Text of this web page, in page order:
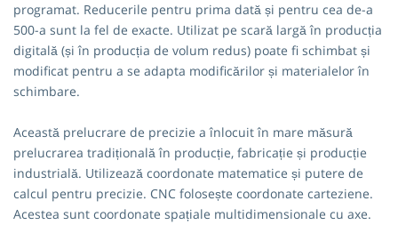
programat. Reducerile pentru prima dată și pentru cea de-a
500-a sunt la fel de exacte. Utilizat pe scară largă în producția
digitală (și în producția de volum redus) poate fi schimbat și
modificat pentru a se adapta modificărilor și materialelor în
schimbare.
Această prelucrare de precizie a înlocuit în mare măsură
prelucrarea tradițională în producție, fabricație și producție
industrială. Utilizează coordonate matematice și putere de
calcul pentru precizie. CNC folosește coordonate carteziene.
Acestea sunt coordonate spațiale multidimensionale cu axe.